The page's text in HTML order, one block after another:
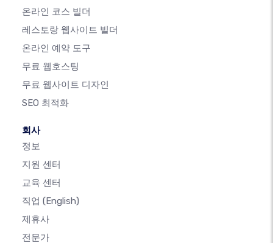
온라인 코스 빌더
레스토랑 웹사이트 빌더
온라인 예약 도구
무료 웹호스팅
무료 웹사이트 디자인
SEO 최적화
회사
정보
지원 센터
교육 센터
직업 (English)
제휴사
전문가